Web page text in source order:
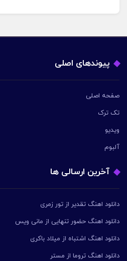
پیوندهای اصلی
صفحه اصلی
تک ترک
ویدیو
آلبوم
آخرین ارسالی ها
دانلود اهنگ تقدیر از تور زمری
دانلود اهنگ حضور تنهایی از مانی ویس
دانلود اهنگ اشتباه از میلاد باکری
دانلود اهنگ تروما از مستر